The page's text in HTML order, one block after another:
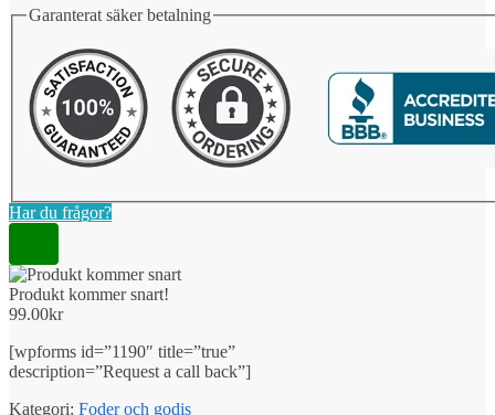
Garanterat säker betalning
Har du frågor?
Produkt kommer snart!
99.00kr
[wpforms id=”1190″ title=”true”
description=”Request a call back”]
Kategori: Foder och godis